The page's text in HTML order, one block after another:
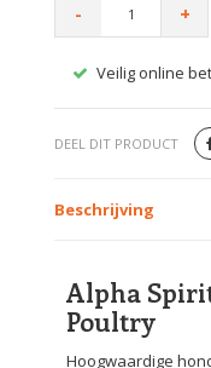
- +
Veilig online
DEEL DIT PRODUCT
Beschrijving
Alpha
Poultry
Hoogwaardige